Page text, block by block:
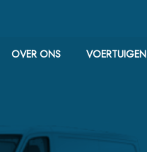
OVER ONS VOERTUIGEN